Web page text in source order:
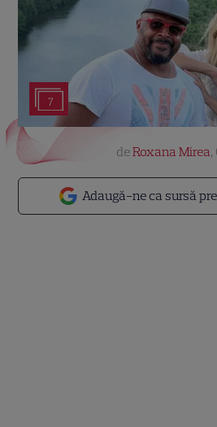
7
Adaugă-ne ca sursă
deRoxana Mirea,